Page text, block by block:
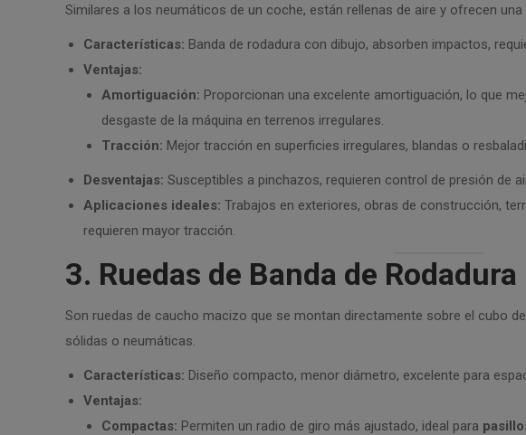
Similares a los neumáticos de un coche, están rellenas de aire y ofrecen
Características: Banda de rodadura con dibujo, absorben impactos,
Ventajas:
Amortiguación: Proporcionan una excelente amortiguación, lo que
desgaste de la máquina en terrenos irregulares.
Tracción: Mejor tracción en superficies irregulares, blandas o
Desventajas: Susceptibles a pinchazos, requieren control de presión de
Aplicaciones ideales: Trabajos en exteriores, obras de construcción,
requieren mayor tracción.
3. Ruedas de Banda de
Son ruedas de caucho macizo que se montan directamente sobre el cubo
sólidas o neumáticas.
Características: Diseño compacto, menor diámetro, excelente para
Ventajas:
Compactas: Permiten un radio de giro más ajustado, ideal para